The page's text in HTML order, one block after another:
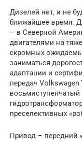
Дизелей нет, и не
ближайшее время.
– в Северной
двигателями на
скромных
заниматься
адаптации и
передач
преселективных
Привод – передний